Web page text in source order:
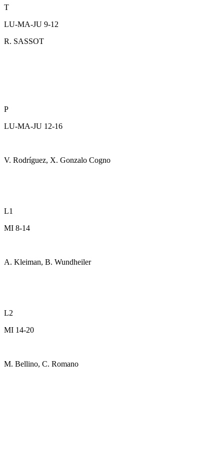
T
LU-MA-JU 9-12
R. SASSOT
P
LU-MA-JU 12-16
V. Rodríguez, X. Gonzalo Cogno
L1
MI 8-14
A. Kleiman, B. Wundheiler
L2
MI 14-20
M. Bellino, C. Romano